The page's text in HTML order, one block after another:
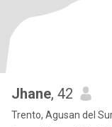
Jhane, 42
Trento, Agusan del